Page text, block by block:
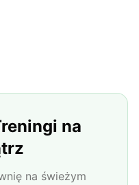
na
na świeżym